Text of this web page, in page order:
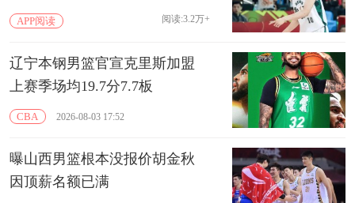
APP阅读 阅读:3.2万+
辽宁本钢男篮官宣克里斯加盟
上赛季场均19.7分7.7板
CBA 2026-08-03 17:52
曝山西男篮根本没报价胡金秋
因顶薪名额已满